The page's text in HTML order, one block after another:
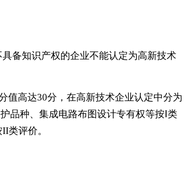
备知识产权的企业不能认定为高新技术
值高达30分，在高新技术企业认定中分为
品种、集成电路布图设计专有权等按Ⅰ类
类评价。